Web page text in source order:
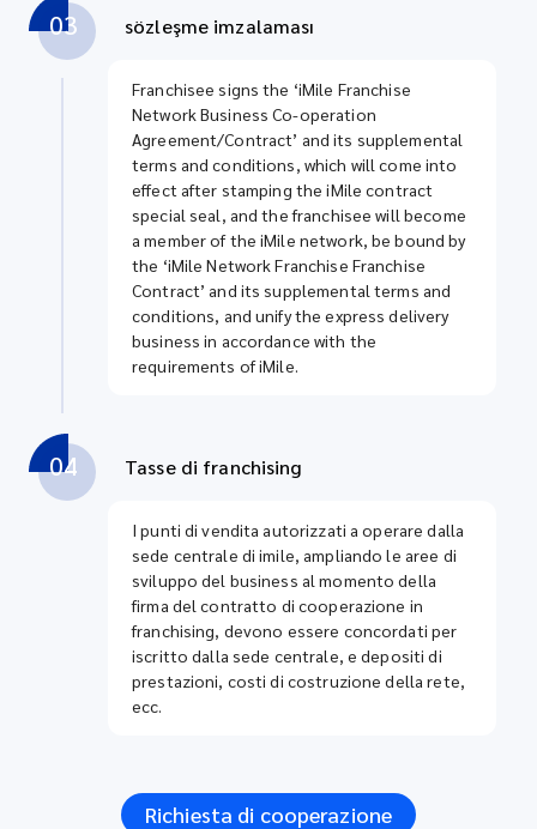
03 sözleşme imzalaması
Franchisee signs the ‘iMile Franchise
Network Business Co-operation
Agreement/Contract’ and its supplemental
terms and conditions, which will come into
effect after stamping the iMile contract
special seal, and the franchisee will become
a member of the iMile network, be bound by
the ‘iMile Network Franchise Franchise
Contract’ and its supplemental terms and
conditions, and unify the express delivery
business in accordance with the
requirements of iMile.
04 Tasse di franchising
I punti di vendita autorizzati a operare dalla
sede centrale di imile, ampliando le aree di
sviluppo del business al momento della
firma del contratto di cooperazione in
franchising, devono essere concordati per
iscritto dalla sede centrale, e depositi di
prestazioni, costi di costruzione della rete,
ecc.
Richiesta di cooperazione